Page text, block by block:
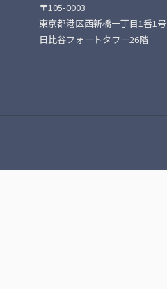
〒105-0003
東京都港区西新橋一丁目1番1号
日比谷フォートタワー26階